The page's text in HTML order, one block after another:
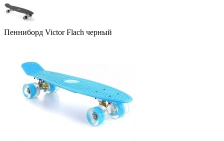
Пенниборд Victor Flach черный